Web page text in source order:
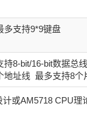
多支持9*9键盘
持8-bit/16-bit数据总
地址线 最多支持8个
或AM5718 CPU理